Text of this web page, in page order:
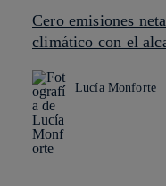
Cero emisiones
climático con el
Lucía Monforte